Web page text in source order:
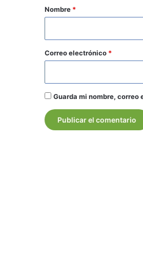
r
o
*
Nombre *
Correo electrónico *
Guarda mi nombre, correo